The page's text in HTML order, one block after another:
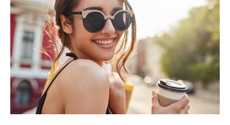
D
o
p
o
r
u
č
u
j
e